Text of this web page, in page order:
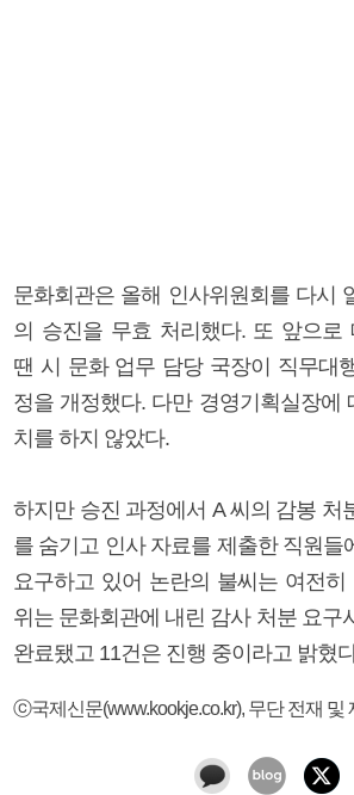
문화회관은 올해 인사위원회를 다시
의 승진을 무효 처리했다. 또 앞으로
땐 시 문화 업무 담당 국장이 직무대
정을 개정했다. 다만 경영기획실장에
치를 하지 않았다.
하지만 승진 과정에서 A 씨의 감봉 처
를 숨기고 인사 자료를 제출한 직원들
요구하고 있어 논란의 불씨는 여전
위는 문화회관에 내린 감사 처분 요구
완료됐고 11건은 진행 중이라고 밝혔
ⓒ국제신문(www.kookje.co.kr), 무단 전재 및